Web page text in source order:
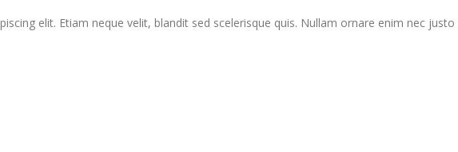
elit. Etiam neque velit, blandit sed scelerisque quis. Nullam ornare enim nec